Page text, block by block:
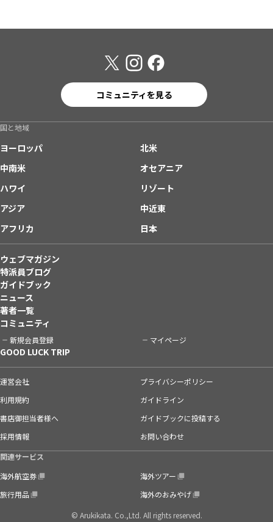
コミュニティを見る
国と地域
ヨーロッパ
北米
中南米
オセアニア
ハワイ
リゾート
アジア
中近東
アフリカ
日本
ウェブマガジン
特派員ブログ
ガイドブック
ニュース
著者一覧
コミュニティ
新規会員登録 マイページ
GOOD LUCK TRIP
運営会社
プライバシーポリシー
利用規約
ガイドライン
書店御担当者様へ
ガイドブックに投稿する
採用情報
お問い合わせ
関連サービス
海外航空券
海外ツアー
旅行用品
海外のおみやげ
© Arukikata. Co.,Ltd. All rights reserved.